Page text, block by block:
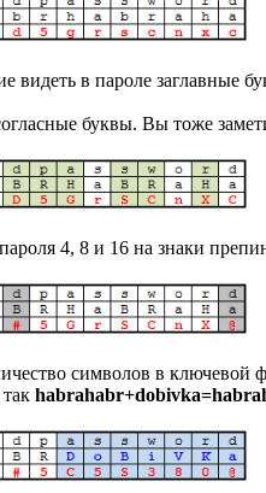
видеть в пароле заглавные
буквы. Вы тоже
4, 8 и 16 на знаки
символов в